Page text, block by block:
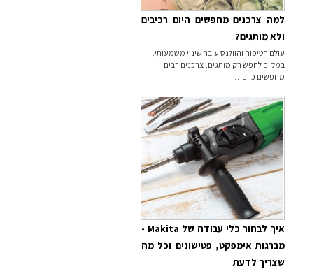
למה צרכנים מחפשים היום רכיבים
ולא מותגים?
עולם הטיפוח והוולנס עובר שינוי משמעותי.
במקום לחפש רק מותגים, צרכנים רבים
מחפשים כיום…
איך לבחור כלי עבודה של Makita -
מברגות אימפקט, פטישונים וכל מה
שצריך לדעת